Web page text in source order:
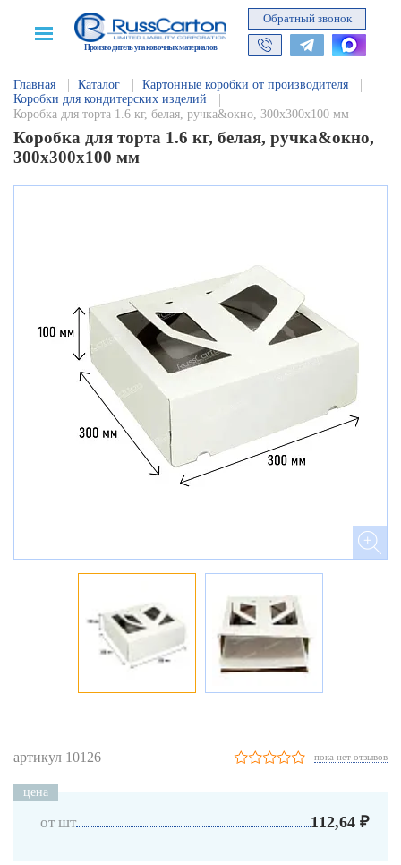
Производитель упаковочных материалов
Обратный звонок
Главная Каталог
Картонные коробки от производителя
Коробки для кондитерских изделий
Коробка для торта 1.6 кг, белая, ручка&окно, 300х300х100 мм
Коробка для торта 1.6 кг, белая, ручка&окно,
300х300х100 мм
артикул 10126 пока нет отзывов
цена
от шт 112,64 ₽